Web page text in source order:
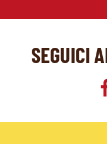
SEGUICI